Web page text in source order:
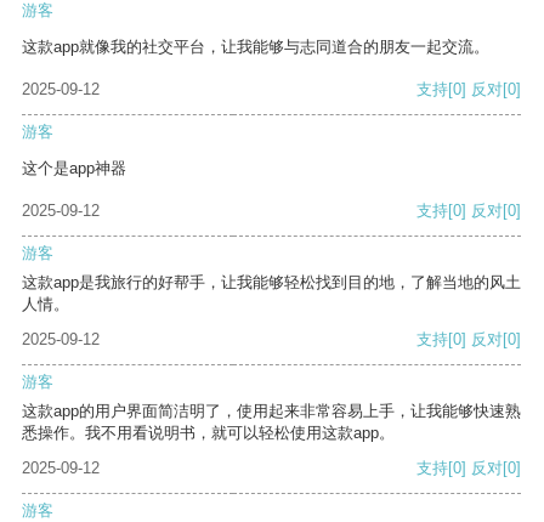
游客
这款app就像我的社交平台，让我能够与志同道合的朋友一起交流。
2025-09-12 支持[0] 反对[0]
游客
这个是app神器
2025-09-12 支持[0] 反对[0]
游客
这款app是我旅行的好帮手，让我能够轻松找到目的地，了解当地的风土
人情。
2025-09-12
支持[0] 反对[0]
游客
这款app的用户界面简洁明了，使用起来非常容易上手，让我能够快速熟
悉操作。我不用看说明书，就可以轻松使用这款app。
2025-09-12
支持[0] 反对[0]
游客